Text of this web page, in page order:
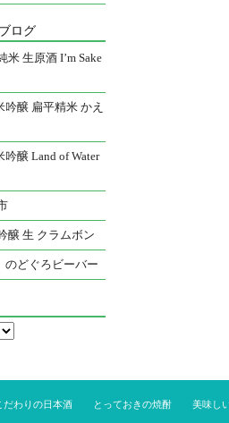
ログ
米 生原酒 I’m Sake
醸 扁平精米 かえ
醸 Land of Water
醸 生 クラムボン
のどぐろビーバー
だわりの日本酒 とっておきの焼酎 美味し